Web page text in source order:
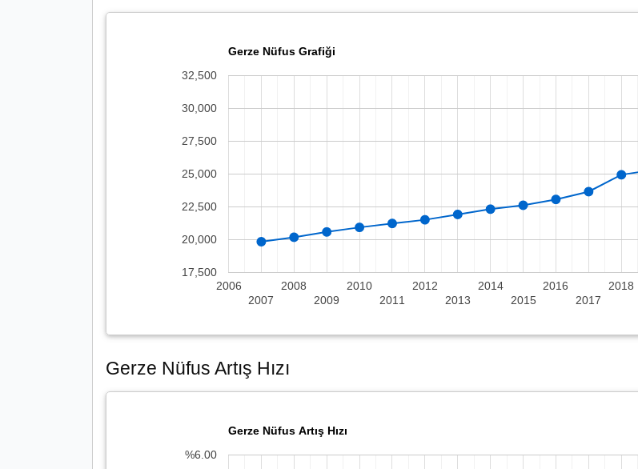
Gerze Nüfus Grafiği
2006
2007
2008
2009
2010
2011
2012
2013
2014
2015
2016
2017
2018
17,500
20,000
22,500
25,000
27,500
30,000
32,500
Gerze Nüfus Artış Hızı
Gerze Nüfus Artış Hızı
%6.00